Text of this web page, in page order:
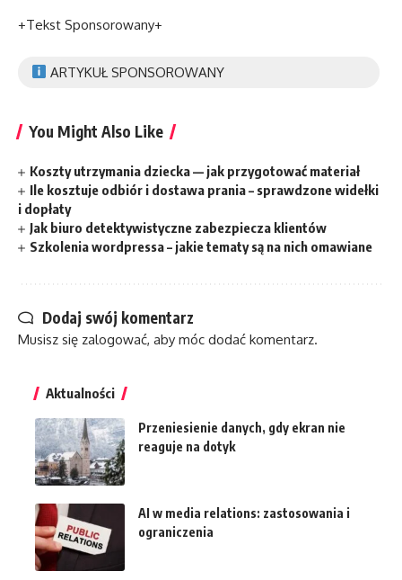
+Tekst Sponsorowany+
ARTYKUŁ SPONSOROWANY
You Might Also Like
Koszty utrzymania dziecka — jak przygotować materiał
Ile kosztuje odbiór i dostawa prania – sprawdzone widełki
i dopłaty
Jak biuro detektywistyczne zabezpiecza klientów
Szkolenia wordpressa – jakie tematy są na nich omawiane
Dodaj swój komentarz
Musisz się zalogować, aby móc dodać komentarz.
Aktualności
Przeniesienie danych, gdy ekran nie
reaguje na dotyk
AI w media relations: zastosowania i
ograniczenia